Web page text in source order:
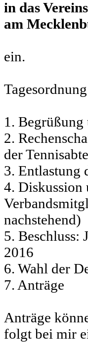
in das
am
ein.
1. Begrüßung
2.
der
3. Entlastung
4. Diskussion
nachstehend)
5. Beschluss:
2016
6. Wahl der
7. Anträge
Anträge
folgt bei mir